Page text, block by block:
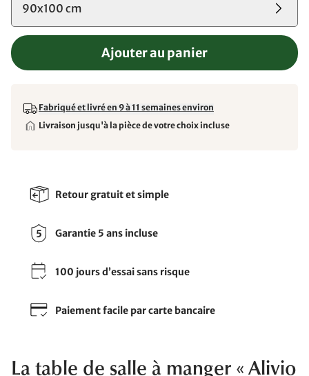
90x100 cm
Ajouter au panier
Fabriqué et livré en 9 à 11 semaines environ
Livraison jusqu'à la pièce de votre choix incluse
Retour gratuit et simple
Garantie 5 ans incluse
100 jours d’essai sans risque
Paiement facile par carte bancaire
La table de salle à manger « Alivio